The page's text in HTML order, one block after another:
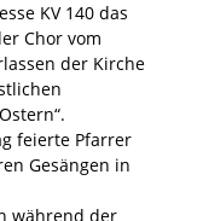
KV 140 das
Chor vom
der Kirche
feierte Pfarrer
Gesängen in
während der